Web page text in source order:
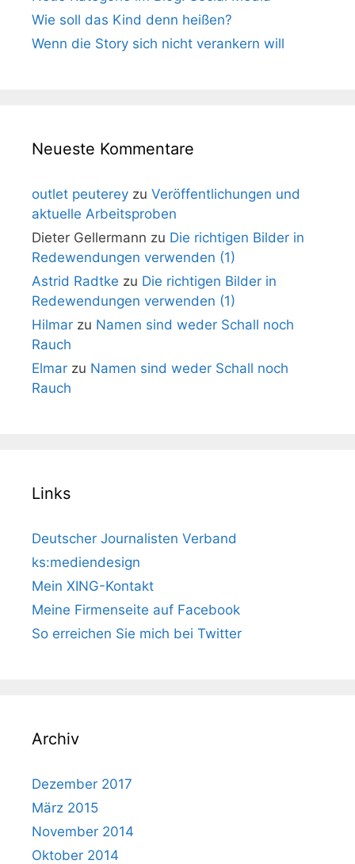
Wie soll das Kind denn heißen?
Wenn die Story sich nicht verankern will
Neueste Kommentare
outlet peuterey zu Veröffentlichungen und
aktuelle Arbeitsproben
Dieter Gellermann zu Die richtigen Bilder in
Redewendungen verwenden (1)
Astrid Radtke zu Die richtigen Bilder in
Redewendungen verwenden (1)
Hilmar zu Namen sind weder Schall noch
Rauch
Elmar zu Namen sind weder Schall noch
Rauch
Links
Deutscher Journalisten Verband
ks:mediendesign
Mein XING-Kontakt
Meine Firmenseite auf Facebook
So erreichen Sie mich bei Twitter
Archiv
Dezember 2017
März 2015
November 2014
Oktober 2014